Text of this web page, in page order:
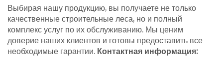
Выбирая нашу продукцию, вы получаете не только
качественные строительные леса, но и полный
комплекс услуг по их обслуживанию. Мы ценим
доверие наших клиентов и готовы предоставить все
необходимые гарантии. Контактная информация: